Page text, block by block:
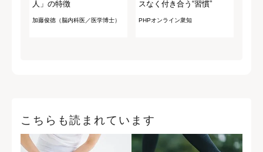
人」の特徴
加藤俊徳（脳内科医／医学博士）
スなく付き合う“習慣”
PHPオンライン衆知
こちらも読まれています